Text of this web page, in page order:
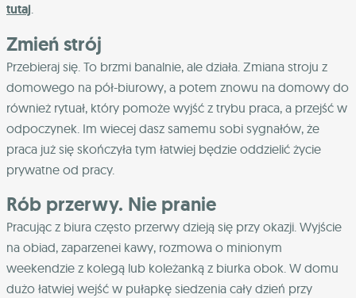
tutaj.
Zmień strój
Przebieraj się. To brzmi banalnie, ale działa. Zmiana stroju z
domowego na pół-biurowy, a potem znowu na domowy do
również rytuał, który pomoże wyjść z trybu praca, a przejść w
odpoczynek. Im wiecej dasz samemu sobi sygnałów, że
praca już się skończyła tym łatwiej będzie oddzielić życie
prywatne od pracy.
Rób przerwy. Nie pranie
Pracując z biura często przerwy dzieją się przy okazji. Wyjście
na obiad, zaparzenei kawy, rozmowa o minionym
weekendzie z kolegą lub koleżanką z biurka obok. W domu
dużo łatwiej wejść w pułapkę siedzenia cały dzień przy